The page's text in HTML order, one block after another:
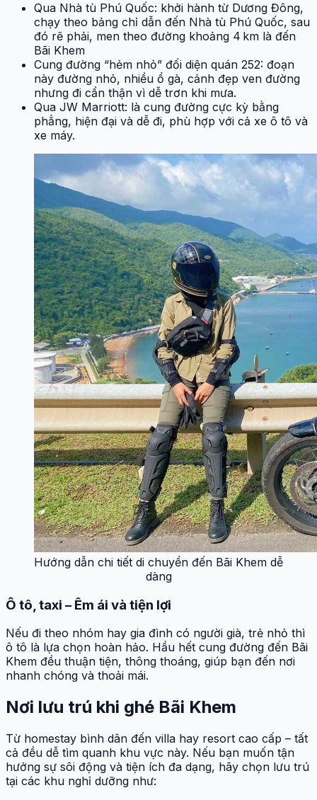
Qua Nhà tù Phú Quốc: khởi hành từ Dương Đông,
chạy theo bảng chỉ dẫn đến Nhà tù Phú Quốc, sau
đó rẽ phải, men theo đường khoảng 4 km là đến
Bãi Khem
Cung đường “hẻm nhỏ” đối diện quán 252: đoạn
này đường nhỏ, nhiều ổ gà, cảnh đẹp ven đường
nhưng đi cẩn thận vì dễ trơn khi mưa.
Qua JW Marriott: là cung đường cực kỳ bằng
phẳng, hiện đại và dễ đi, phù hợp với cả xe ô tô và
xe máy.
Hướng dẫn chi tiết di chuyển đến Bãi Khem dễ
dàng
Ô tô, taxi – Êm ái và tiện lợi
Nếu đi theo nhóm hay gia đình có người già, trẻ nhỏ thì
ô tô là lựa chọn hoàn hảo. Hầu hết cung đường đến Bãi
Khem đều thuận tiện, thông thoáng, giúp bạn đến nơi
nhanh chóng và thoải mái.
Nơi lưu trú khi ghé Bãi Khem
Từ homestay bình dân đến villa hay resort cao cấp – tất
cả đều dễ tìm quanh khu vực này. Nếu bạn muốn tận
hưởng sự sôi động và tiện ích đa dạng, hãy chọn lưu trú
tại các khu nghỉ dưỡng như: